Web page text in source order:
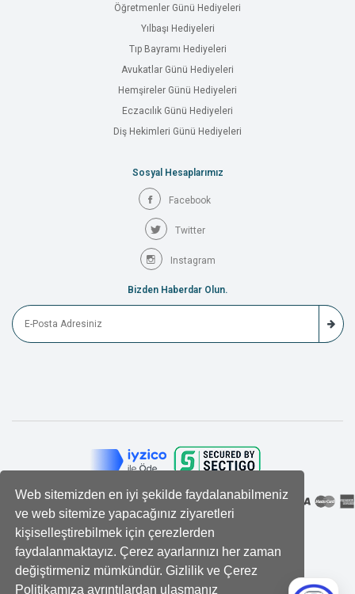
Web sitemizden en iyi şekilde faydalanabilmeniz
ve web sitemize yapacağınız ziyaretleri
kişiselleştirebilmek için çerezlerden
faydalanmaktayız. Çerez ayarlarınızı her zaman
değiştirmeniz mümkündür. Gizlilik ve Çerez
Politikamıza ayrıntılardan ulaşmanız
Öğretmenler Günü Hediyeleri
Yılbaşı Hediyeleri
Tıp Bayramı Hediyeleri
Avukatlar Günü Hediyeleri
Hemşireler Günü Hediyeleri
Eczacılık Günü Hediyeleri
Diş Hekimleri Günü Hediyeleri
Sosyal Hesaplarımız
Facebook
Twitter
Instagram
Bizden Haberdar Olun.